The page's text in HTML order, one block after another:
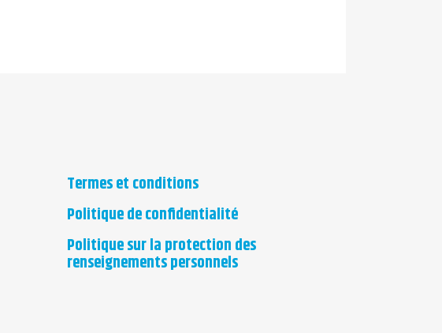
Termes et conditions
Politique de confidentialité
Politique sur la protection des
renseignements personnels